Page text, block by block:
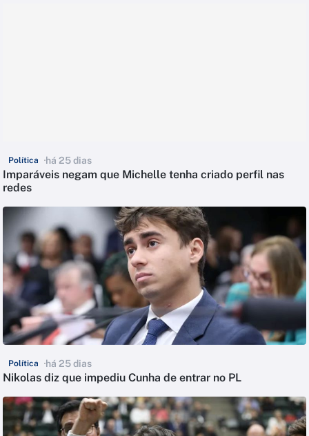
Política há 25 dias
Imparáveis negam que Michelle tenha criado perfil nas
redes
Política há 25 dias
Nikolas diz que impediu Cunha de entrar no PL